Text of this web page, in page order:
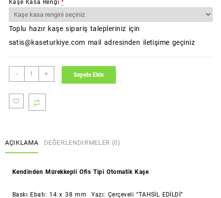
Kaşe Kasa Rengi *
Toplu hazır kaşe sipariş talepleriniz için
satis@kaseturkiye.com mail adresinden iletişime geçiniz
-
TAHSİL
EDİLDİ
(Standart
Boy)
+ Sepete Ekle
AÇIKLAMA DEĞERLENDIRMELER (0)
Kendinden Mürekkepli Ofis Tipi Otomatik Kaşe
Baskı Ebatı: 14 x 38 mm Yazı: Çerçeveli “TAHSİL EDİLDİ”